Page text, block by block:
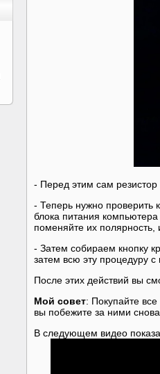
- Перед этим сам
- Теперь нужно проверить
блока питания компьютера
поменяйте их
- Затем собираем кнопку
затем всю эту процедуру
После этих действий вы
Мой совет: Покупайте
вы побежите за ними
В следующем видео